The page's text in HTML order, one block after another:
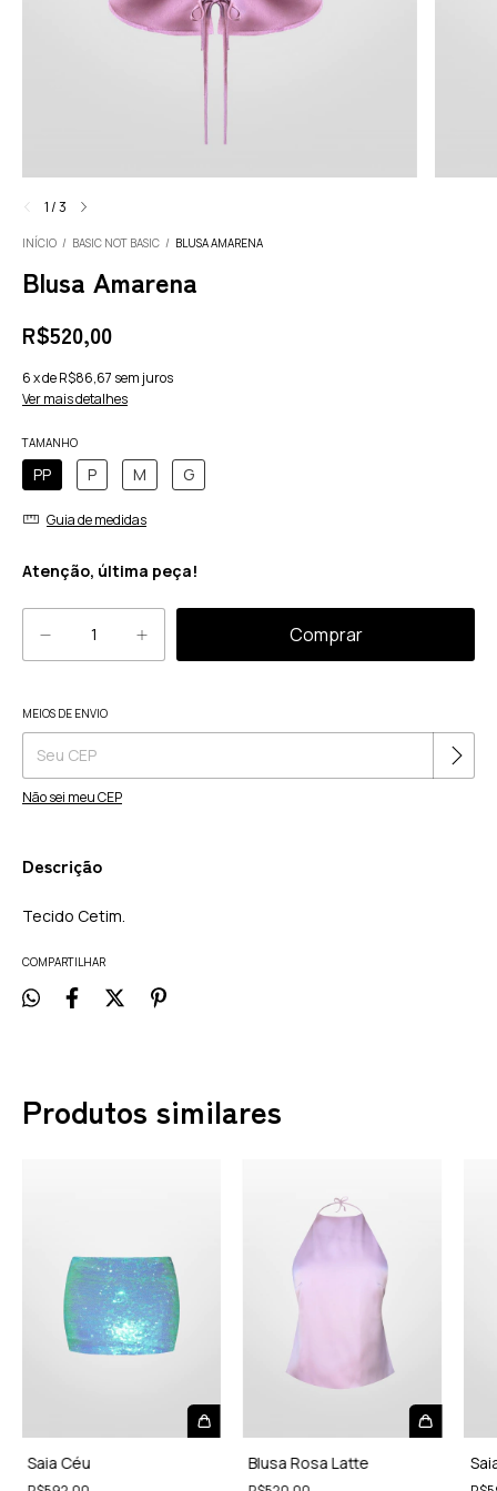
1/3
INÍCIO / BASIC NOT BASIC / BLUSA AMARENA
Blusa Amarena
R$520,00
6xdeR$86,67 sem juros
Ver mais detalhes
TAMANHO
PP P M G
Guia de medidas
Atenção, última peça!
Entregas para o CEP:
MEIOS DE ENVIO
Não sei meu CEP
Descrição
Tecido Cetim.
COMPARTILHAR
Produtos similares
Saia Céu Blusa Rosa Latte